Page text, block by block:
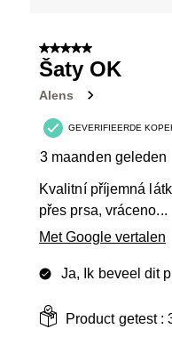
5 van 5 sterren.
Šaty OK
Alens
GEVERIFIEERDE
3 maanden geleden
Kvalitní příjemná
přes prsa, vráceno...
Met Google vertalen
Ja, Ik beveel dit
Product getest :